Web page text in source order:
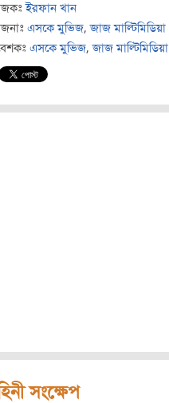
ইরফান খান
এসকে মুভিজ,জাজ মাল্টিমিডিয়া
এসকে মুভিজ,জাজ মাল্টিমিডিয়া
সংক্ষেপ